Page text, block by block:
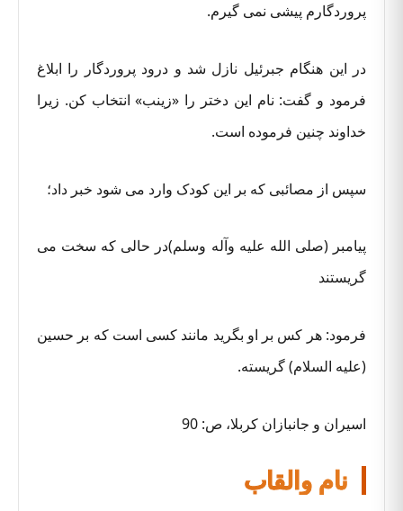
پروردگارم پیشی نمی گیرم.
در این هنگام جبرئیل نازل شد و درود پروردگار را ابلاغ
فرمود و گفت: نام این دختر را «زینب» انتخاب کن. زیرا
خداوند چنین فرموده است.
سپس از مصائبی که بر این کودک وارد می شود خبر داد؛
پیامبر (صلی الله علیه وآله وسلم)در حالی که سخت می
گریستند
فرمود: هر کس بر او بگرید مانند کسی است که بر حسین
(علیه السلام) گریسته.
اسیران و جانبازان کربلا، ص: 90
نام والقاب